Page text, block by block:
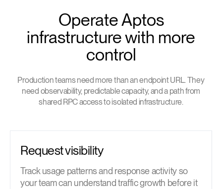
Operate Aptos
infrastructure with more
control
Production teams need more than an endpoint URL. They
need observability, predictable capacity, and a path from
shared RPC access to isolated infrastructure.
Request visibility
Track usage patterns and response activity so
your team can understand traffic growth before it